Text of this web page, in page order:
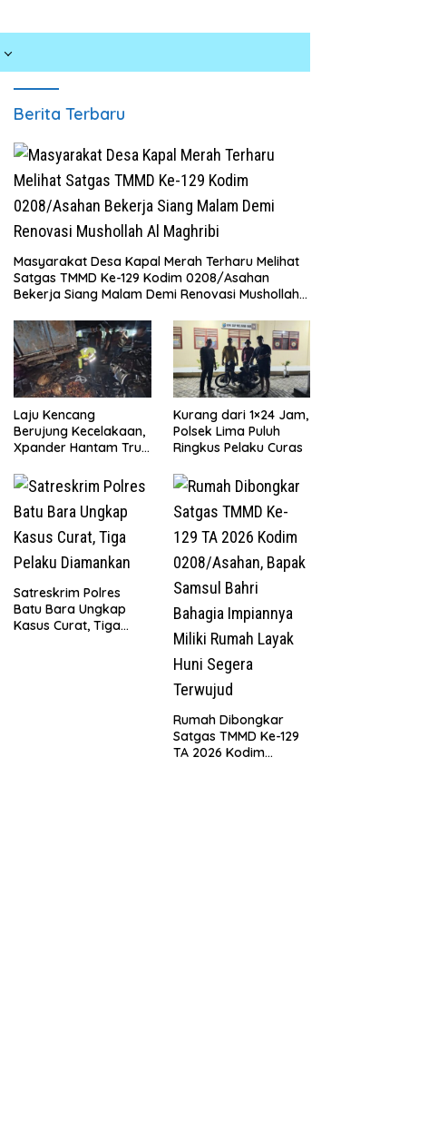
Berita Terbaru
Masyarakat Desa Kapal Merah Terharu Melihat
Satgas TMMD Ke-129 Kodim 0208/Asahan
Bekerja Siang Malam Demi Renovasi Mushollah
Laju Kencang
Berujung Kecelakaan,
Xpander Hantam Truk
Jalan
Kurang dari 1×24 Jam,
Polsek Lima Puluh
Ringkus Pelaku Curas
Satreskrim Polres
Batu Bara Ungkap
Kasus Curat, Tiga
Rumah Dibongkar
Satgas TMMD Ke-129
TA 2026 Kodim